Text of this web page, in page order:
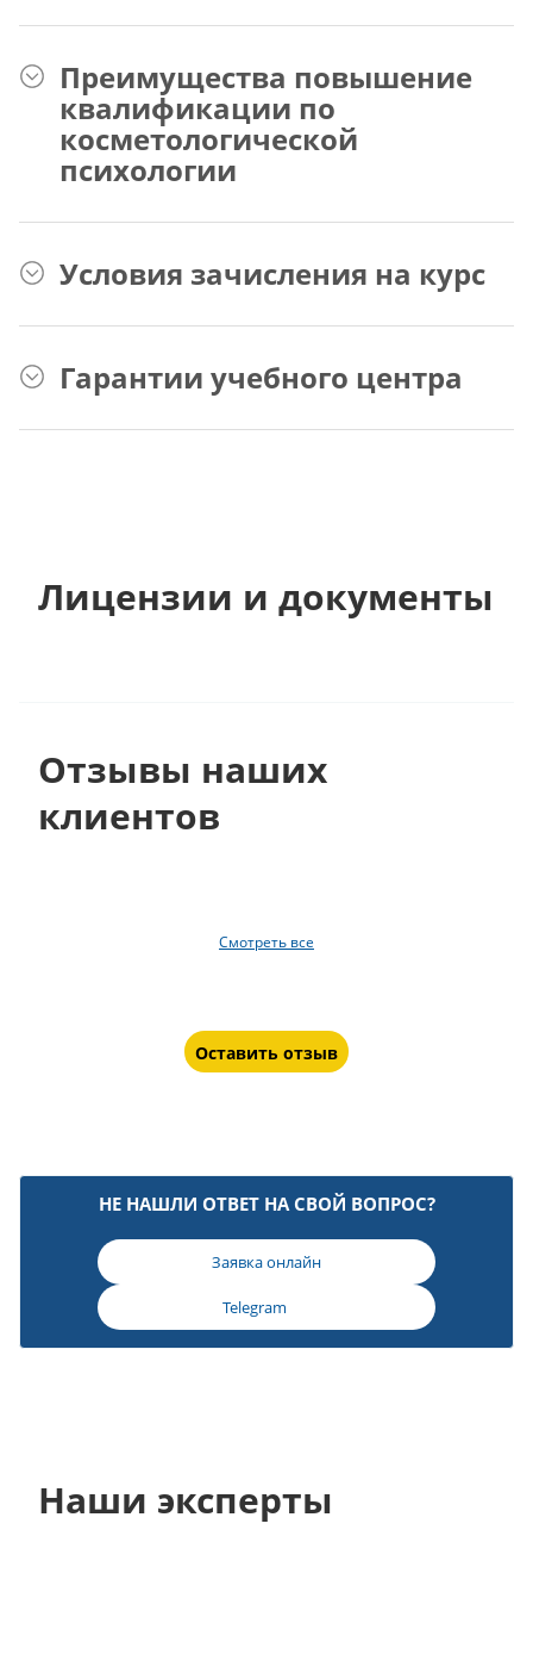
Преимущества повышение
квалификации по
косметологической
психологии
Условия зачисления на курс
Гарантии учебного центра
Лицензии и документы
Отзывы наших
клиентов
Смотреть все
Оставить отзыв
НЕ НАШЛИ ОТВЕТ НА СВОЙ ВОПРОС?
Заявка онлайн
Telegram
Наши эксперты